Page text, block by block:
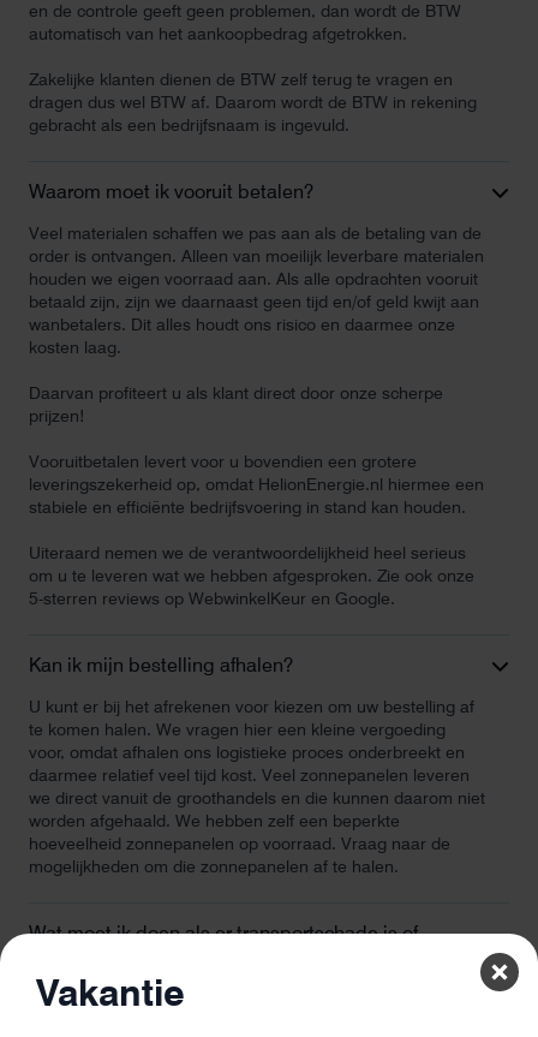
en de controle geeft geen problemen, dan wordt de BTW
automatisch van het aankoopbedrag afgetrokken.
Zakelijke klanten dienen de BTW zelf terug te vragen en
dragen dus wel BTW af. Daarom wordt de BTW in rekening
gebracht als een bedrijfsnaam is ingevuld.
Waarom moet ik vooruit betalen?
Veel materialen schaffen we pas aan als de betaling van de
order is ontvangen. Alleen van moeilijk leverbare materialen
houden we eigen voorraad aan. Als alle opdrachten vooruit
betaald zijn, zijn we daarnaast geen tijd en/of geld kwijt aan
wanbetalers. Dit alles houdt ons risico en daarmee onze
kosten laag.
Daarvan profiteert u als klant direct door onze scherpe
prijzen!
Vooruitbetalen levert voor u bovendien een grotere
leveringszekerheid op, omdat HelionEnergie.nl hiermee een
stabiele en efficiënte bedrijfsvoering in stand kan houden.
Uiteraard nemen we de verantwoordelijkheid heel serieus
om u te leveren wat we hebben afgesproken. Zie ook onze
5-sterren reviews op WebwinkelKeur en Google.
Kan ik mijn bestelling afhalen?
U kunt er bij het afrekenen voor kiezen om uw bestelling af
te komen halen. We vragen hier een kleine vergoeding
voor, omdat afhalen ons logistieke proces onderbreekt en
daarmee relatief veel tijd kost. Veel zonnepanelen leveren
we direct vanuit de groothandels en die kunnen daarom niet
worden afgehaald. We hebben zelf een beperkte
hoeveelheid zonnepanelen op voorraad. Vraag naar de
mogelijkheden om die zonnepanelen af te halen.
Wat moet ik doen als er transportschade is of
HelionEnergie.nl staat ervoor garant dat u alle bestelde
Vakantie